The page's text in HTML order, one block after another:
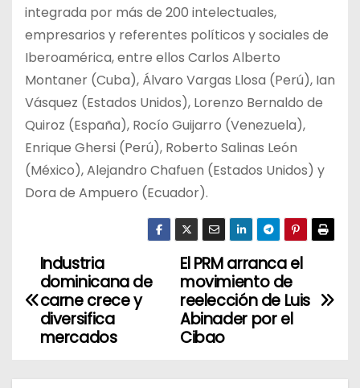
integrada por más de 200 intelectuales,
empresarios y referentes políticos y sociales de
Iberoamérica, entre ellos Carlos Alberto
Montaner (Cuba), Álvaro Vargas Llosa (Perú), Ian
Vásquez (Estados Unidos), Lorenzo Bernaldo de
Quiroz (España), Rocío Guijarro (Venezuela),
Enrique Ghersi (Perú), Roberto Salinas León
(México), Alejandro Chafuen (Estados Unidos) y
Dora de Ampuero (Ecuador).
N
a
e
El PRM arranca el
movimiento de
reelección de Luis
Abinader por el
Cibao
Industria
dominicana de
carne crece y
diversifica
mercados